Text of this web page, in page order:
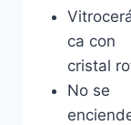
ca con
cristal
No se